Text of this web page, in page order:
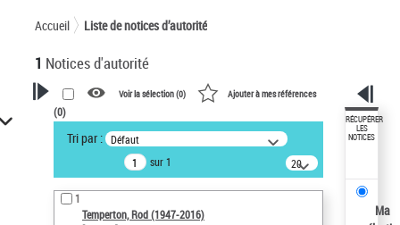
Accueil Liste de notices d’autorité
1 Notices d'autorité
VOTRE RECHERCHE
Recherche avancée dans les
notices d’autorité
Œuvres liées à l'auteur :
Temperton, Rod (1947-2016)
Voir la sélection (0) Ajouter à mes références
(0)
Tri par : Défaut
sur 1
20
résultats/page
1
Temperton, Rod (1947-2016)
RÉCUPÉRER
LES
NOTICES
Ma